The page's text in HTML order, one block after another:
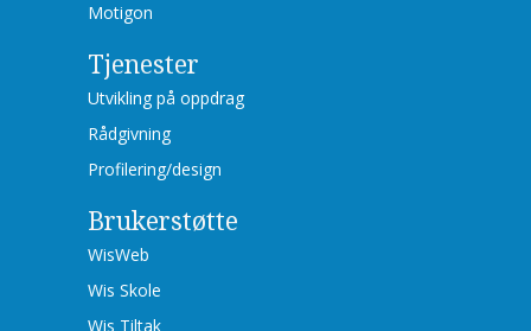
Motigon
Tjenester
Utvikling på oppdrag
Rådgivning
Profilering/design
Brukerstøtte
WisWeb
Wis Skole
Wis Tiltak